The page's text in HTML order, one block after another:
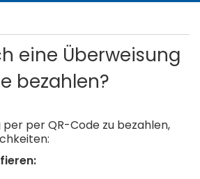
eine Überweisung
bezahlen?
per per QR-Code zu bezahlen,